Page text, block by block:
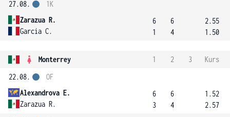
27.08.
Zarazua R.
Garcia C.
1K
6
1
6
4
2.55
1.50
Monterrey 1 2 3
Kurs
22.08.
Alexandrova E.
Zarazua R.
OF
6
3
6
4
1.52
2.57